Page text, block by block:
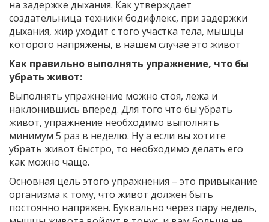
на задержке дыхания. Как утверждает
создательница техники бодифлекс, при задержки
дыхания, жир уходит с того участка тела, мышцы
которого напряжены, в нашем случае это живот
Как правильно выполнять упражнение, что бы
убрать живот:
Выполнять упражнение можно стоя, лежа и
наклонившись вперед. Для того что бы убрать
живот, упражнение необходимо выполнять
минимум 5 раз в неделю. Ну а если вы хотите
убрать живот быстро, то необходимо делать его
как можно чаще.
Основная цель этого упражнения – это привыкание
организма к тому, что живот должен быть
постоянно напряжен. Буквально через пару недель,